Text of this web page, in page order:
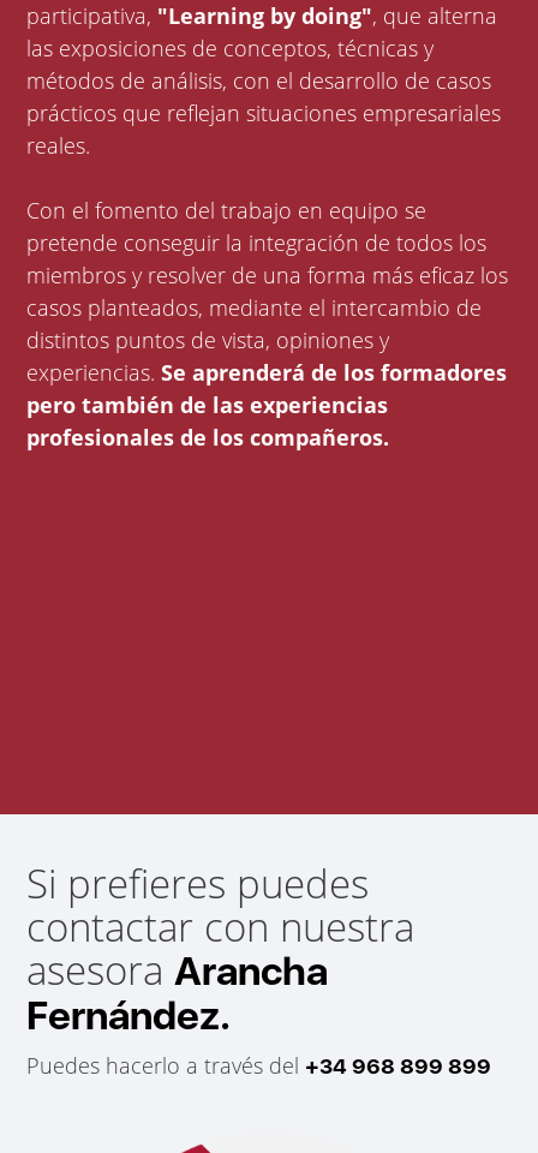
participativa, "Learning by doing", que alterna
las exposiciones de conceptos, técnicas y
métodos de análisis, con el desarrollo de casos
prácticos que reflejan situaciones empresariales
reales.
Con el fomento del trabajo en equipo se
pretende conseguir la integración de todos los
miembros y resolver de una forma más eficaz los
casos planteados, mediante el intercambio de
distintos puntos de vista, opiniones y
experiencias. Se aprenderá de los formadores
pero también de las experiencias
profesionales de los compañeros.
Si prefieres puedes
contactar con nuestra
asesoraArancha
Fernández.
Puedes hacerlo a través del +34 968 899 899